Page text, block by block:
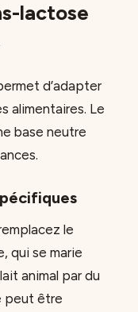
lactose
d’adapter
alimentaires. Le
base neutre
le
qui se marie
animal par du
peut être